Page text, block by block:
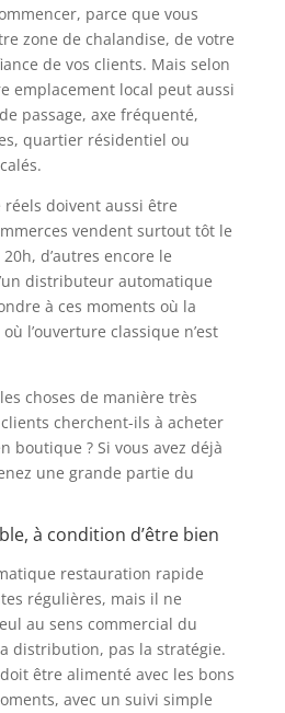
parce que vous
zone de chalandise, de votre
de vos clients. Mais selon
emplacement local peut aussi
passage, axe fréquenté,
quartier résidentiel ou
réels doivent aussi être
vendent surtout tôt le
d’autres encore le
distributeur automatique
à ces moments où la
l’ouverture classique n’est
choses de manière très
cherchent-ils à acheter
boutique ? Si vous avez déjà
une grande partie du
à condition d’être bien
restauration rapide
régulières, mais il ne
au sens commercial du
distribution, pas la stratégie.
être alimenté avec les bons
avec un suivi simple